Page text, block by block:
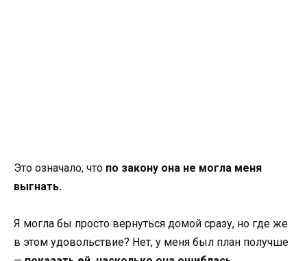
Это означало, что по закону она не могла меня
выгнать.
Я могла бы просто вернуться домой сразу, но где же
в этом удовольствие? Нет, у меня был план получше